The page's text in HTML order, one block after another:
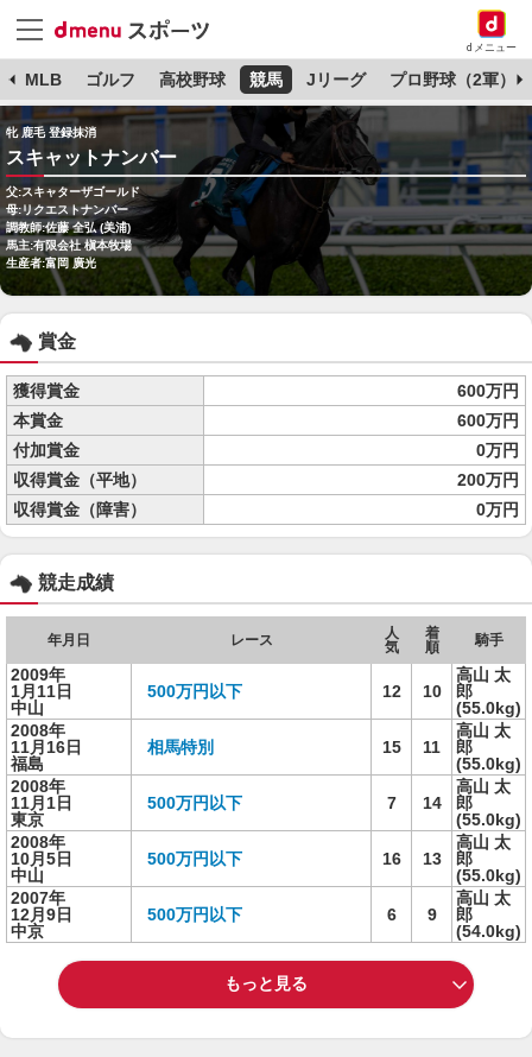
dメニュー
MLB ゴルフ 高校野球 競馬 Jリーグ プロ野球（2軍）
牝 鹿毛 登録抹消
スキャットナンバー
父:スキャターザゴールド
母:リクエストナンバー
調教師:佐藤 全弘 (美浦)
馬主:有限会社 槇本牧場
生産者:富岡 廣光
賞金
獲得賞金
600万円
本賞金
600万円
付加賞金
0万円
収得賞金（平地）
200万円
収得賞金（障害）
0万円
競走成績
年月日 レース
人
気
着
順
騎手
2009年
1月11日
中山
500万円以下 12 10
高山 太
郎
(55.0kg)
2008年
11月16日
福島
相馬特別 15 11
高山 太
郎
(55.0kg)
2008年
11月1日
東京
500万円以下 7 14
高山 太
郎
(55.0kg)
2008年
10月5日
中山
500万円以下 16 13
高山 太
郎
(55.0kg)
2007年
12月9日
中京
500万円以下 6 9
高山 太
郎
(54.0kg)
もっと見る